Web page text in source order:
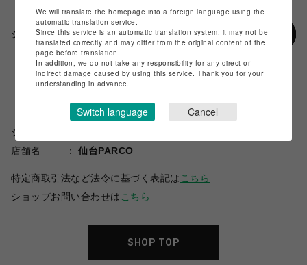
シェアする
ショップ名
店舗名
仙台PARCO
特定商取引法など法令に基づく表記は こちら
ショップお問い合わせは こちら
SHOP TOP
We will translate the homepage into a foreign language using the
automatic translation service.
Since this service is an automatic translation system, it may not be
translated correctly and may differ from the original content of the
page before translation.
In addition, we do not take any responsibility for any direct or
indirect damage caused by using this service. Thank you for your
understanding in advance.
Switch language Cancel